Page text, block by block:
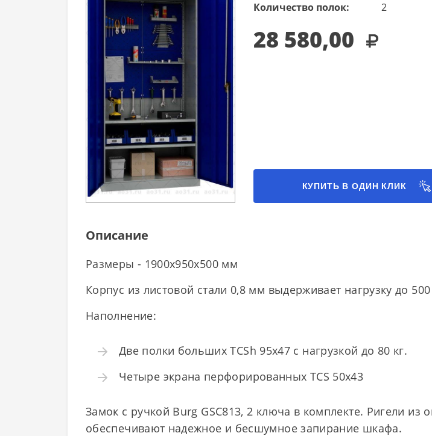
Количество полок: 2
28 580,00
КУПИТЬ В ОДИН КЛИК
Описание
Размеры - 1900x950x500 мм
Корпус из листовой стали 0,8 мм выдерживает нагрузку до 500
Наполнение:
Две полки больших TCSh 95х47 с нагрузкой до 80 кг.
Четыре экрана перфорированных TCS 50x43
Замок с ручкой Burg GSC813, 2 ключа в комплекте. Ригели из
обеспечивают надежное и бесшумное запирание шкафа.